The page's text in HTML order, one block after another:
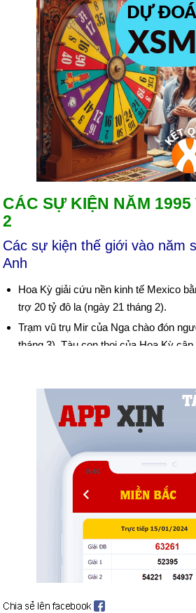
CÁC SỰ KIỆN NĂM 1995
2
Các sự kiện thế giới vào năm
Anh
Hoa Kỳ giải cứu nền kinh tế Mexico
trợ 20 tỷ đô la (ngày 21 tháng 2).
Trạm vũ trụ Mir của Nga chào đón
tháng 3). Tàu con thoi của Hoa Kỳ cập
Vụ tấn công bằng khí gas ở tàu điện
phái Aum Shinrikyo ("Chân lý tối cao")
cảnh: Khủng bố quốc tế
Số người chết là 2.000 trong vụ thảm
Giao tranh leo thang ở Bosnia và
Các bên tham chiến đồng ý về việc
10); ký hiệp ước hòa bình (ngày 14
Pháp cho nổ thiết bị hạt nhân ở Thái
biểu tình rộng rãi xảy ra sau đó (ngày
khí hạt nhân
Người Israel và người Palestine đồng
Tây cho người Ả Rập (ngày 24 tháng